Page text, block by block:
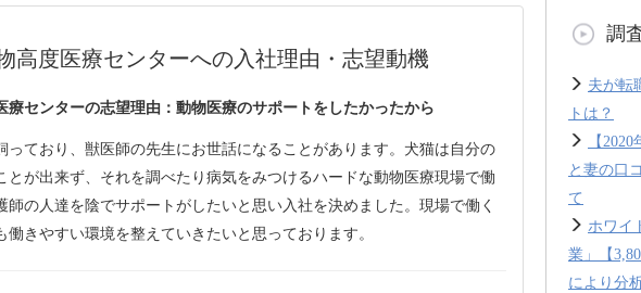
高度医療センターへの入社理由・志望動機
療センターの志望理由：動物医療のサポートをしたかったから
っており、獣医師の先生にお世話になることがあります。犬猫は自分の
とが出来ず、それを調べたり病気をみつけるハードな動物医療現場で働
師の人達を陰でサポートがしたいと思い入社を決めました。現場で働く
働きやすい環境を整えていきたいと思っております。
調
夫が転
トは？
【
と妻の口
て
ホワイ
業」【
により分